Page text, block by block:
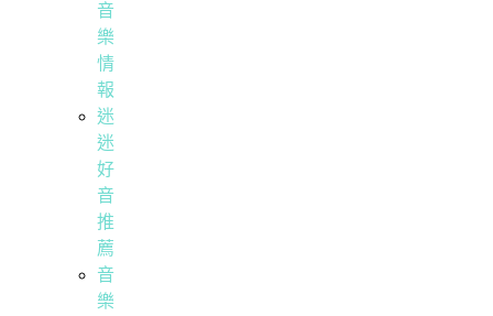
音
樂
情
報
迷
迷
好
音
推
薦
音
樂